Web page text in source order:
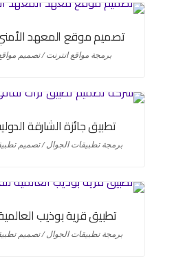
تصميم موقع المعهد
برمجة مواقع انترنت / تصميم
تطبيق جائزة الشارقة
برمجة تطبيقات الجوال / تصميم
تطبيق قرية بوذيب
برمجة تطبيقات الجوال / تصميم